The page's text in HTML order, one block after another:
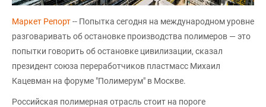
Маркет Репорт-- Попытка сегодня на международном уровне
разговаривать об остановке производства полимеров — это
попытки говорить об остановке цивилизации, сказал
президент союза переработчиков пластмасс Михаил
Кацевман на форуме "Полимерум" в Москве.
Российская полимерная отрасль стоит на пороге